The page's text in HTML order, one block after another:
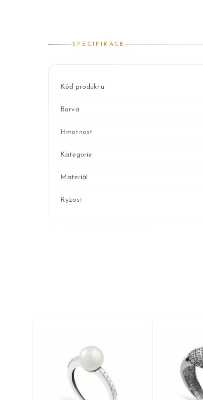
SPECIFIKACE
Kód produktu
Barva
Hmotnost
Kategorie
Materiál
Ryzost